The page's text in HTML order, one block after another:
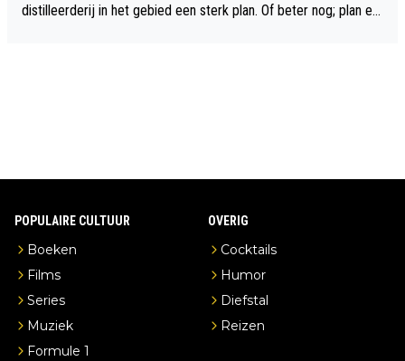
distilleerderij in het gebied een sterk plan. Of beter nog; plan ee
POPULAIRE CULTUUR
Boeken
Films
Series
Muziek
Formule 1
OVERIG
Cocktails
Humor
Diefstal
Reizen